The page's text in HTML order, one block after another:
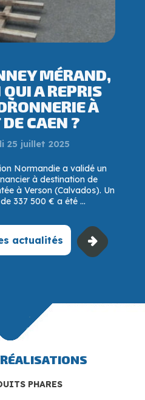
MÉRAND,
A REPRIS
À
DE CAEN ?
25 juillet 2025
Normandie a validé un
à destination de
à Verson (Calvados). Un
337 500 € a été ...
actualités
PHARES